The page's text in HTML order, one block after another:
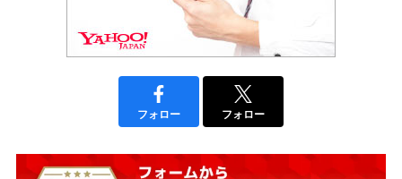
フォロー フォロー